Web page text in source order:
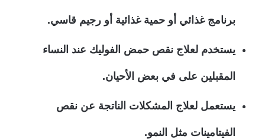
برنامج غذائي أو حمية غذائية أو رجيم قاسي.
يستخدم لعلاج نقص حمض الفوليك عند النساء
المقبلين على في بعض الأحيان.
يستعمل لعلاج المشكلات الناتجة عن نقص
الفيتامينات مثل النمو.